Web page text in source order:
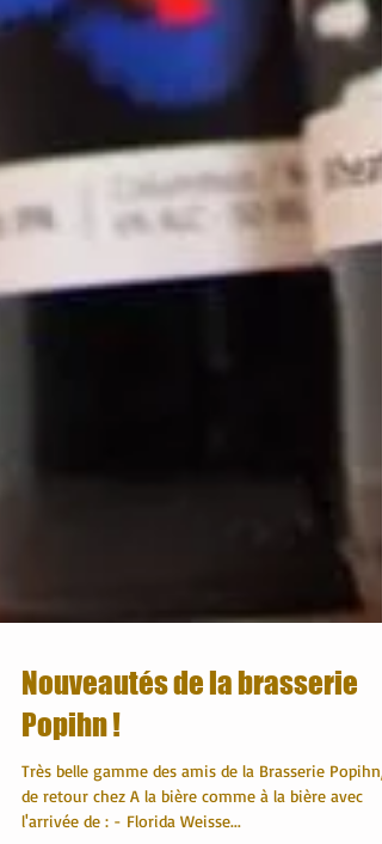
Nouveautés de la brasserie
Popihn !